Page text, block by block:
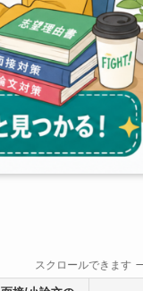
スクロールできます